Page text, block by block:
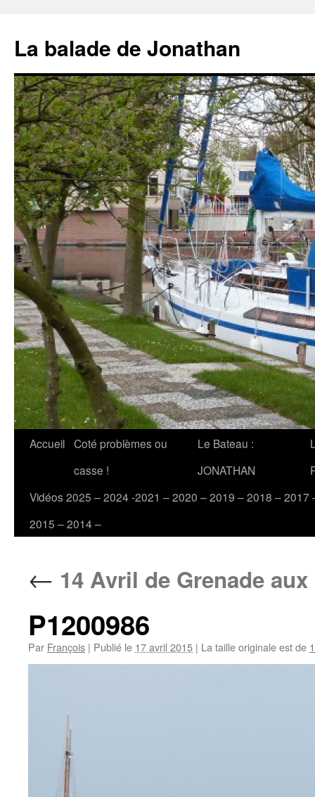
contenu
La balade de Jonathan
Accueil Coté problèmes ou
casse !
Le Bateau :
JONATHAN
Vidéos 2025 – 2024 -2021 – 2020 – 2019 – 2018 – 2017
2015 – 2014 –
← 14 Avril de Grenade
P1200986
Par François | Publié le 17 avril 2015 | La taille originale est de